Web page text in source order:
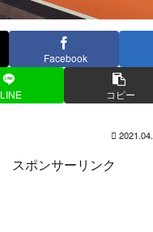
Facebook
LINE コピー
スポンサーリンク